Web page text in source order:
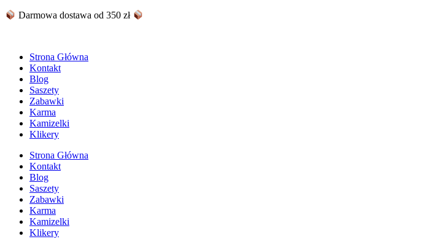
SkipDarmowa dostawa od 350 zł
Strona Główna
Kontakt
Blog
Saszety
Zabawki
Karma
Kamizelki
Klikery
Strona Główna
Kontakt
Blog
Saszety
Zabawki
Karma
Kamizelki
Klikery